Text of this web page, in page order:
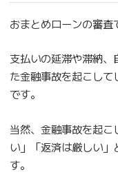
おまとめローンの審査
支払いの延滞や滞納
た金融事故を起こし
です。
当然、金融事故を起
い」「返済は厳しい
す。